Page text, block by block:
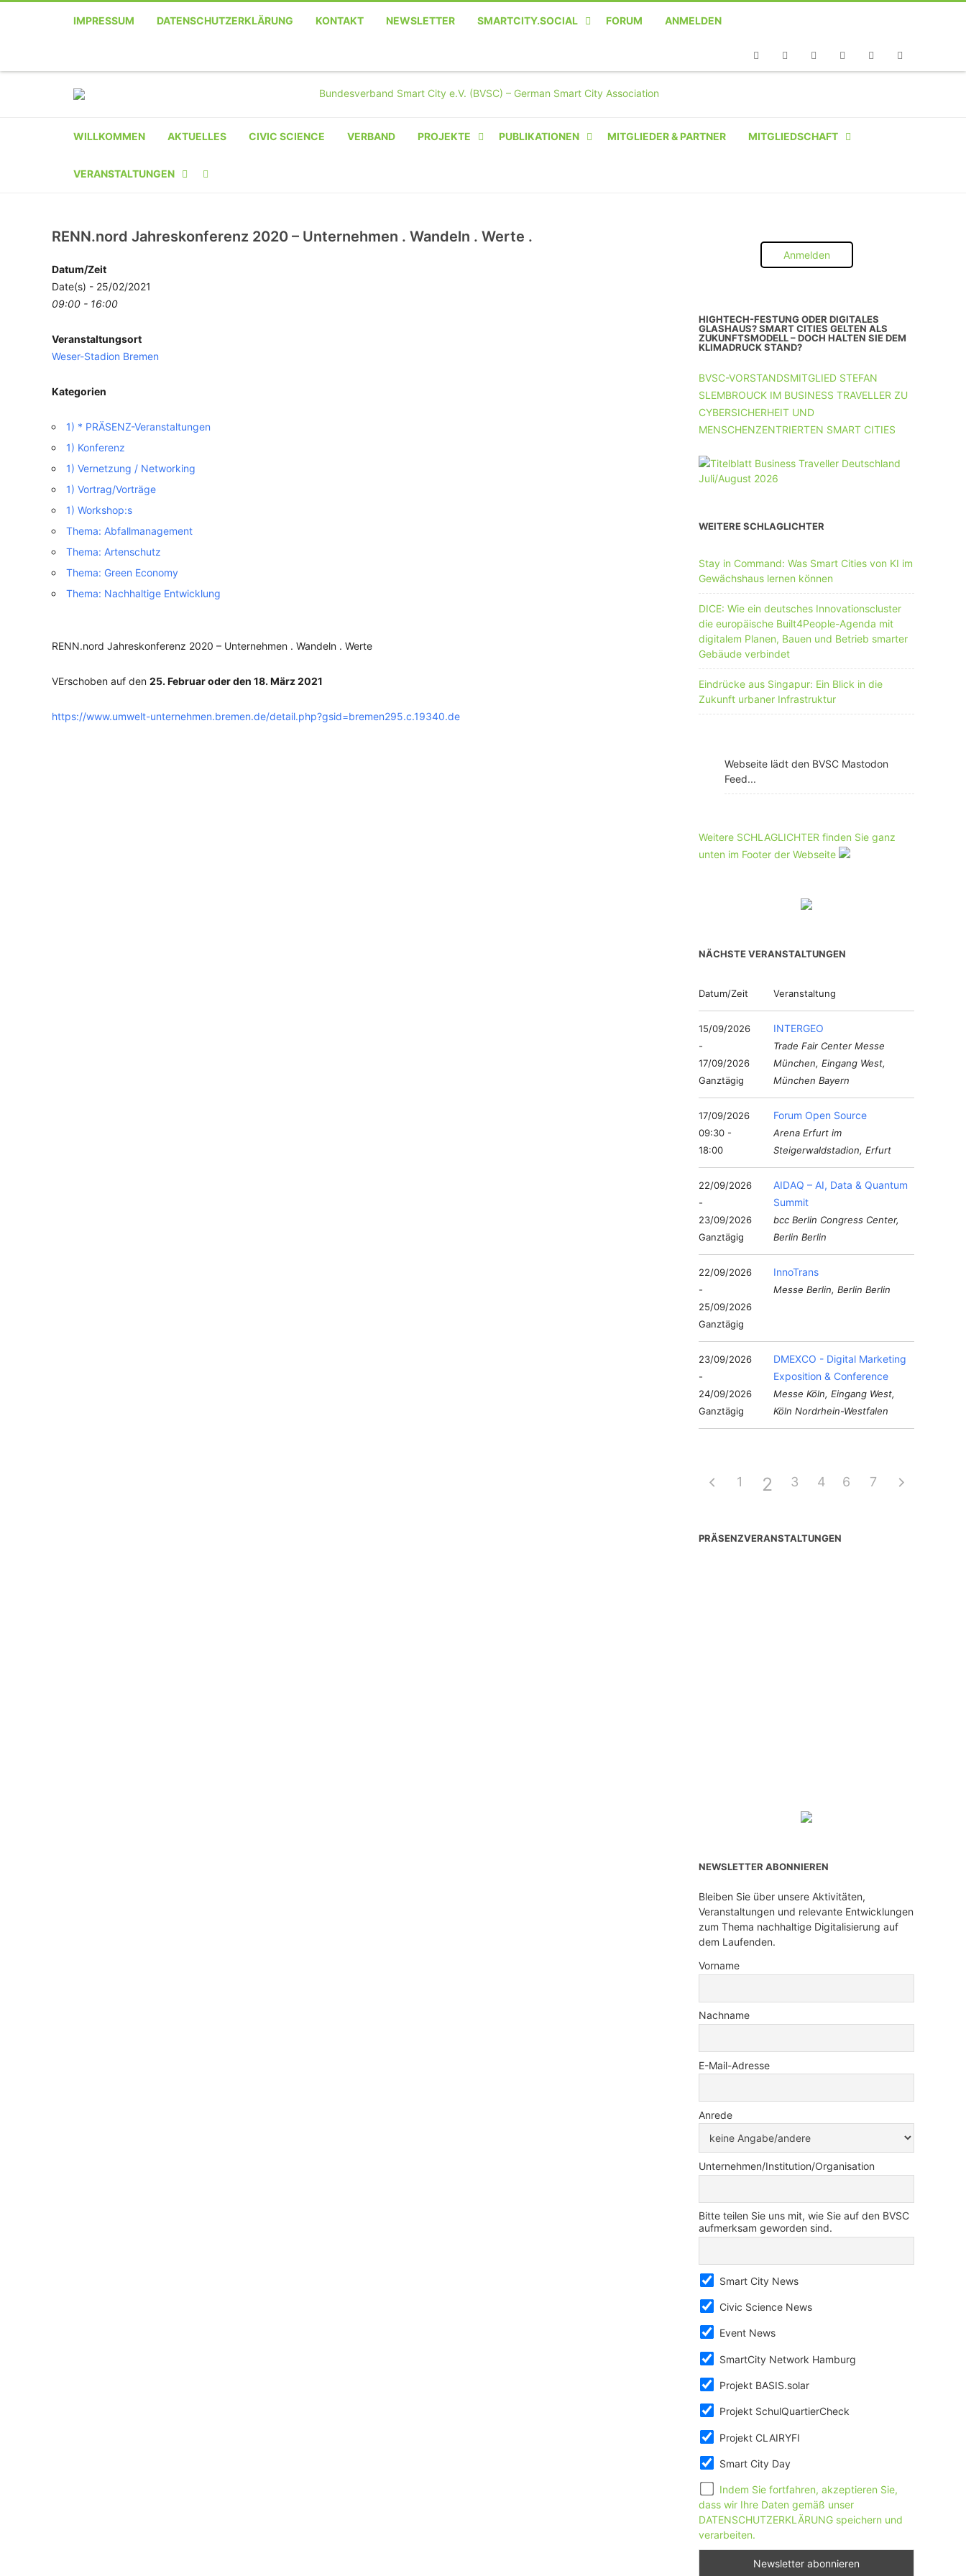
IMPRESSUM DATENSCHUTZERKLÄRUNG KONTAKT NEWSLETTER SMARTCITY.SOCIAL FORUM ANMELDEN
WILLKOMMEN AKTUELLES CIVIC SCIENCE VERBAND PROJEKTE
CLAIRYFI-INDOORS: SMART
PUBLIKATIONEN MITGLIEDER & PARTNER MITGLIEDSCHAFT
INSTITUTION
UNTERNEHMEN MIT 11-50 MA
VERANSTALTUNGEN
VERANSTALTER-
REGISTRIERUNG
VERANSTALTUNG
VERANSTALTUNGSORTE
RENN.nord Jahreskonferenz 2020 – Unternehmen . Wandeln . Werte .
Datum/Zeit
Date(s) - 25/02/2021
09:00 - 16:00
Veranstaltungsort
Weser-Stadion Bremen
Kategorien
1) * PRÄSENZ-Veranstaltungen
1) Konferenz
1) Vernetzung / Networking
1) Vortrag/Vorträge
1) Workshop:s
Thema: Abfallmanagement
Thema: Artenschutz
Thema: Green Economy
Thema: Nachhaltige Entwicklung
RENN.nord Jahreskonferenz 2020 – Unternehmen . Wandeln . Werte
VErschoben auf den 25. Februar oder den 18. März 2021
https://www.umwelt-unternehmen.bremen.de/detail.php?gsid=bremen295.c.19340.de
Anmelden
HIGHTECH-FESTUNG ODER DIGITALES
GLASHAUS? SMART CITIES GELTEN ALS
ZUKUNFTSMODELL – DOCH HALTEN SIE DEM
KLIMADRUCK STAND?
BVSC-VORSTANDSMITGLIED STEFAN
SLEMBROUCK IM BUSINESS TRAVELLER ZU
CYBERSICHERHEIT UND
MENSCHENZENTRIERTEN SMART CITIES
WEITERE SCHLAGLICHTER
Stay in Command: Was Smart Cities von KI im
Gewächshaus lernen können
DICE: Wie ein deutsches Innovationscluster
die europäische Built4People-Agenda mit
digitalem Planen, Bauen und Betrieb smarter
Gebäude verbindet
Eindrücke aus Singapur: Ein Blick in die
Zukunft urbaner Infrastruktur
Webseite lädt den BVSC Mastodon
Feed...
Weitere SCHLAGLICHTER finden Sie ganz
unten im Footer der Webseite
NÄCHSTE VERANSTALTUNGEN
Datum/Zeit Veranstaltung
15/09/2026
-
17/09/2026
Ganztägig
INTERGEO
Trade Fair Center Messe
München, Eingang West,
München Bayern
17/09/2026
09:30 -
18:00
Forum Open Source
Arena Erfurt im
Steigerwaldstadion, Erfurt
22/09/2026
-
23/09/2026
Ganztägig
AIDAQ – AI, Data & Quantum
Summit
bcc Berlin Congress Center,
Berlin Berlin
22/09/2026
-
25/09/2026
Ganztägig
InnoTrans
Messe Berlin, Berlin Berlin
23/09/2026
-
24/09/2026
Ganztägig
DMEXCO - Digital Marketing
Exposition & Conference
Messe Köln, Eingang West,
Köln Nordrhein-Westfalen
1 2 3 4 5
6 7
PRÄSENZVERANSTALTUNGEN
NEWSLETTER ABONNIEREN
Bleiben Sie über unsere Aktivitäten,
Veranstaltungen und relevante Entwicklungen
zum Thema nachhaltige Digitalisierung auf
dem Laufenden.
Vorname
Nachname
E-Mail-Adresse
Anrede
Unternehmen/Institution/Organisation
Bitte teilen Sie uns mit, wie Sie auf den BVSC
aufmerksam geworden sind.
Smart City News
Civic Science News
Event News
SmartCity Network Hamburg
Projekt BASIS.solar
Projekt SchulQuartierCheck
Projekt CLAIRYFI
Smart City Day
Indem Sie fortfahren, akzeptieren Sie,
dass wir Ihre Daten gemäß unser
DATENSCHUTZERKLÄRUNG speichern und
verarbeiten.